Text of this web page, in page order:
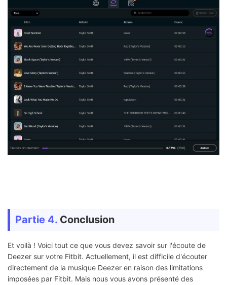
Partie 4. Conclusion
Et voilà ! Voici tout ce que vous devez savoir sur l'écoute de
Deezer sur votre Fitbit. Actuellement, il est difficile d'écouter
directement de la musique Deezer en raison des limitations
imposées par Fitbit. Mais nous vous avons présenté des